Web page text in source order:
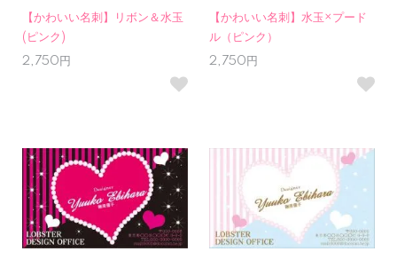
【かわいい名刺】リボン＆水玉
(ピンク)
2,750円
【かわいい名刺】水玉×プード
ル（ピンク）
2,750円